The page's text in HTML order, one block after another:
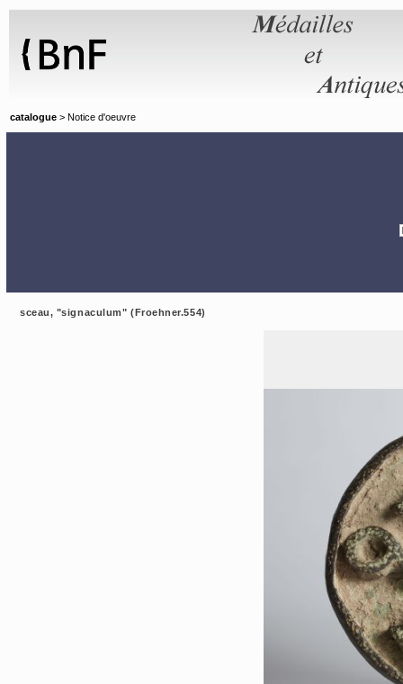
catalogue > Notice d'oeuvre
sceau, "signaculum" (Froehner.554)